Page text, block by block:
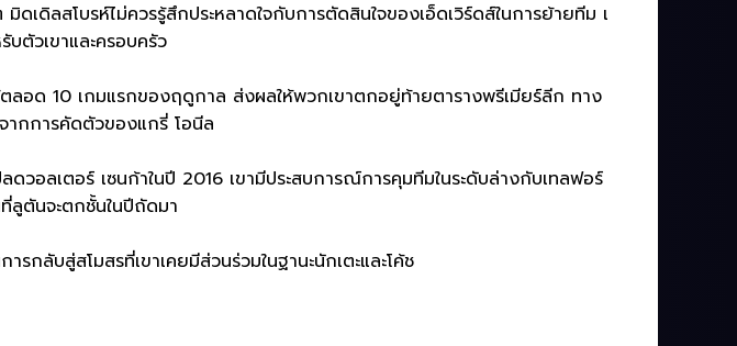
ดิลสโบรห์ไม่ควรรู้สึกประหลาดใจกับการตัดสินใจของเอ็ดเวิร์ดส์ในการย้ายทีม เ
ตัวเขาและครอบครัว
อด 10 เกมแรกของฤดูกาล ส่งผลให้พวกเขาตกอยู่ท้ายตารางพรีเมียร์ลีก ทาง
ากการคัดตัวของแกรี่ โอนีล
อลเตอร์ เซนก้าในปี 2016 เขามีประสบการณ์การคุมทีมในระดับล่างกับเทลฟอร์
ลูตันจะตกชั้นในปีถัดมา
ลับสู่สโมสรที่เขาเคยมีส่วนร่วมในฐานะนักเตะและโค้ช